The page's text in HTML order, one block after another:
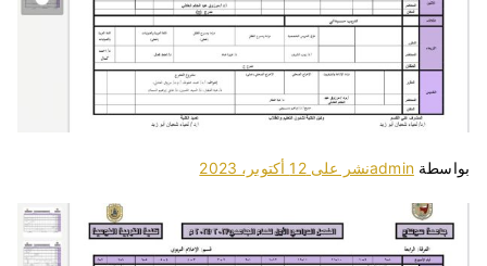
بواسطةadminنشر على12 أكتوبر، 2023